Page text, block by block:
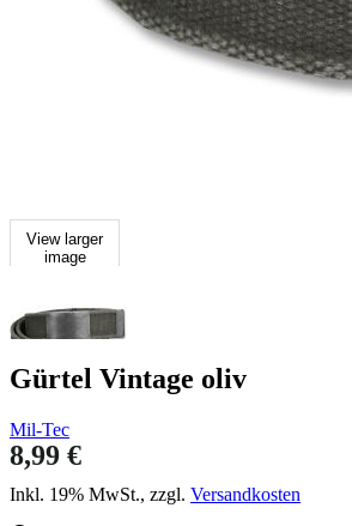
View larger
image
Gürtel Vintage oliv
Mil-Tec
8,99 €
Inkl. 19% MwSt., zzgl. Versandkosten